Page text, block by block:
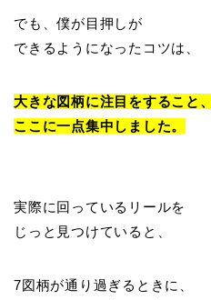
でも、僕が目押しが
できるようになったコツは、
大きな図柄に注目をすること、
ここに一点集中しました。
実際に回っているリールを
じっと見つけていると、
7図柄が通り過ぎるときに、